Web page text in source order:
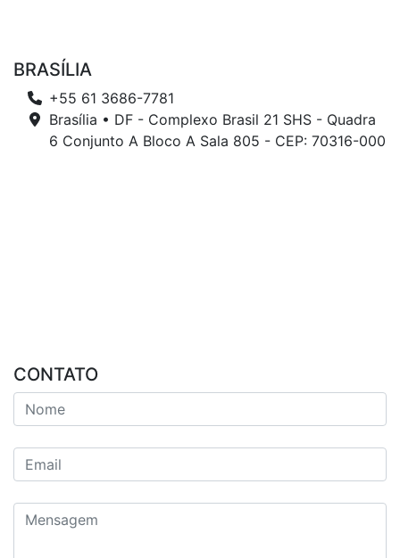
BRASÍLIA
+55 61 3686-7781
Brasília • DF - Complexo Brasil 21 SHS - Quadra
6 Conjunto A Bloco A Sala 805 - CEP: 70316-000
CONTATO